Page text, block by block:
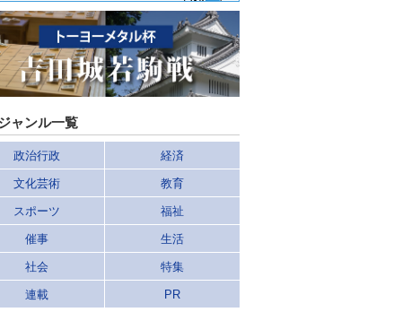
ャンル一覧
政治行政 経済
文化芸術 教育
スポーツ 福祉
催事 生活
社会 特集
連載 PR